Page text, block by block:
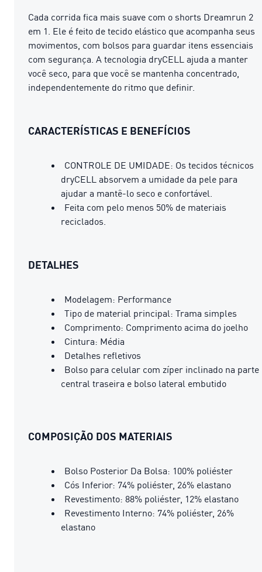
Cada corrida fica mais suave com o shorts Dreamrun 2
em 1. Ele é feito de tecido elástico que acompanha seus
movimentos, com bolsos para guardar itens essenciais
com segurança. A tecnologia dryCELL ajuda a manter
você seco, para que você se mantenha concentrado,
independentemente do ritmo que definir.
CARACTERÍSTICAS E BENEFÍCIOS
CONTROLE DE UMIDADE: Os tecidos técnicos
dryCELL absorvem a umidade da pele para
ajudar a mantê-lo seco e confortável.
Feita com pelo menos 50% de materiais
reciclados.
DETALHES
Modelagem: Performance
Tipo de material principal: Trama simples
Comprimento: Comprimento acima do joelho
Cintura: Média
Detalhes refletivos
Bolso para celular com zíper inclinado na parte
central traseira e bolso lateral embutido
COMPOSIÇÃO DOS MATERIAIS
Bolso Posterior Da Bolsa: 100% poliéster
Cós Inferior: 74% poliéster, 26% elastano
Revestimento: 88% poliéster, 12% elastano
Revestimento Interno: 74% poliéster, 26%
elastano